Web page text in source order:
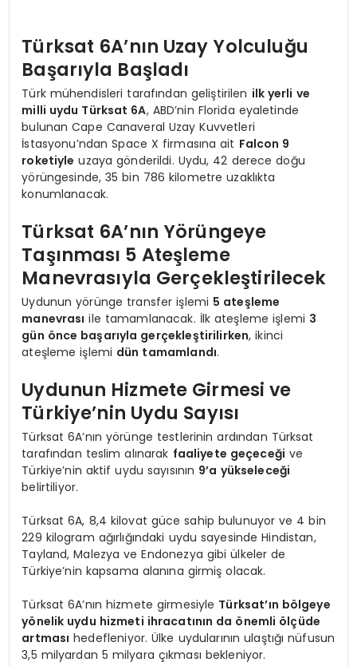
Türksat 6A’nın Uzay Yolculuğu
Başarıyla Başladı
Türk mühendisleri tarafından geliştirilen ilk yerli ve
milli uydu Türksat 6A, ABD’nin Florida eyaletinde
bulunan Cape Canaveral Uzay Kuvvetleri
İstasyonu’ndan Space X firmasına ait Falcon 9
roketiyle uzaya gönderildi. Uydu, 42 derece doğu
yörüngesinde, 35 bin 786 kilometre uzaklıkta
konumlanacak.
Türksat 6A’nın Yörüngeye
Taşınması 5 Ateşleme
Manevrasıyla Gerçekleştirilecek
Uydunun yörünge transfer işlemi 5 ateşleme
manevrası ile tamamlanacak. İlk ateşleme işlemi 3
gün önce başarıyla gerçekleştirilirken, ikinci
ateşleme işlemi dün tamamlandı.
Uydunun Hizmete Girmesi ve
Türkiye’nin Uydu Sayısı
Türksat 6A’nın yörünge testlerinin ardından Türksat
tarafından teslim alınarak faaliyete geçeceği ve
Türkiye’nin aktif uydu sayısının 9’a yükseleceği
belirtiliyor.
Türksat 6A, 8,4 kilovat güce sahip bulunuyor ve 4 bin
229 kilogram ağırlığındaki uydu sayesinde Hindistan,
Tayland, Malezya ve Endonezya gibi ülkeler de
Türkiye’nin kapsama alanına girmiş olacak.
Türksat 6A’nın hizmete girmesiyle Türksat’ın bölgeye
yönelik uydu hizmeti ihracatının da önemli ölçüde
artması hedefleniyor. Ülke uydularının ulaştığı nüfusun
3,5 milyardan 5 milyara çıkması bekleniyor.